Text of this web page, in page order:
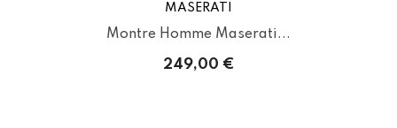
MASERATI
Montre Homme Maserati...
249,00 €